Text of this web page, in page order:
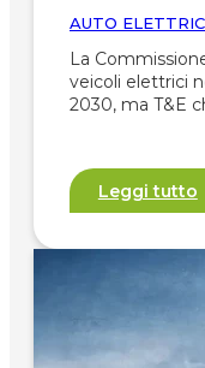
AUTO
La
veicoli elettrici
2030, ma T&E
Leggi tutto